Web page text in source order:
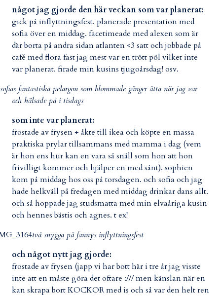
något jag gjorde den här veckan som var planerat:
gick på inflyttningsfest. planerade presentation med
sofia över en middag. facetimeade med alexen som är
där borta på andra sidan atlanten <3 satt och jobbade på
café med flora fast jag mest var en trött pöl vilket inte
var planerat. firade min kusins tjugoårsdag! osv.
sofias fantastiska pelargon som blommade gånger åtta när jag var
och hälsade på i tisdags
som inte var planerat:
frostade av frysen + åkte till ikea och köpte en massa
praktiska prylar tillsammans med mamma i dag (vem
är hon ens hur kan en vara så snäll som hon att hon
frivilligt kommer och hjälper en med sånt). sophien
kom på middag hos oss på torsdagen. och sofia och jag
hade helkväll på fredagen med middag drinkar dans allt.
och så hoppade jag studsmatta med min elvaåriga kusin
och hennes bästis och agnes. t ex!
två snygga på fannys inflyttningsfest
och något nytt jag gjorde:
frostade av frysen (japp vi har bott här i tre år jag visste
inte att en måste göra det oftare :/// men känslan när en
kan skrapa bort KOCKOR med is och så var den helt ren